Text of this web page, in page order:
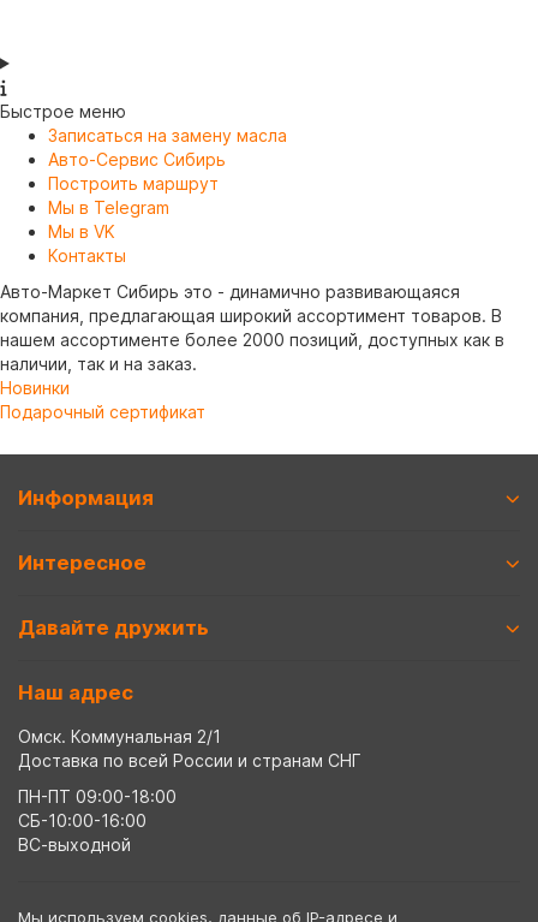
Быстрое меню
Записаться на замену масла
Авто-Сервис Сибирь
Построить маршрут
Мы в Telegram
Мы в VK
Контакты
Авто-Маркет Сибирь это - динамично развивающаяся
компания, предлагающая широкий ассортимент товаров. В
нашем ассортименте более 2000 позиций, доступных как в
наличии, так и на заказ.
Новинки
Подарочный сертификат
Информация
Интересное
Давайте дружить
Наш адрес
Омск. Коммунальная 2/1
Доставка по всей России и странам СНГ
ПН-ПТ 09:00-18:00
СБ-10:00-16:00
ВС-выходной
Мы используем cookies, данные об IP-адресе и